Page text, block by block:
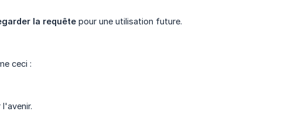
la requête pour une utilisation future.
ceci :